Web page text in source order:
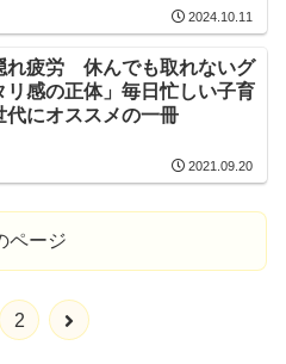
2024.10.11
れ疲労 休んでも取れないグ
リ感の正体」毎日忙しい子育
代にオススメの一冊
2021.09.20
ページ
2